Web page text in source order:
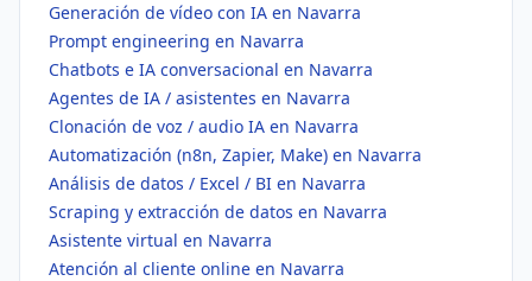
Generación de vídeo con IA en Navarra
Prompt engineering en Navarra
Chatbots e IA conversacional en Navarra
Agentes de IA / asistentes en Navarra
Clonación de voz / audio IA en Navarra
Automatización (n8n, Zapier, Make) en Navarra
Análisis de datos / Excel / BI en Navarra
Scraping y extracción de datos en Navarra
Asistente virtual en Navarra
Atención al cliente online en Navarra